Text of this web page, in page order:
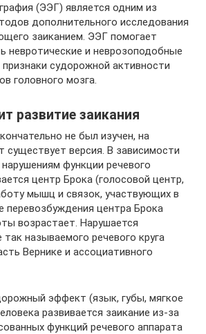
(ЭЭГ) является одним из
дополнительного исследования
заиканием. ЭЭГ помогает
невротические и неврозоподобные
признаки судорожной активности
головного мозга.
развитие заикания
не был изучен, на
версия. В зависимости
функции речевого
центр Брока (голосовой центр,
мышц и связок, участвующих в
перевозбуждения центра Брока
возрастает. Нарушается
называемого речевого круга
Вернике и ассоциативного
эффект (язык, губы, мягкое
развивается заикание из-за
функций речевого аппарата